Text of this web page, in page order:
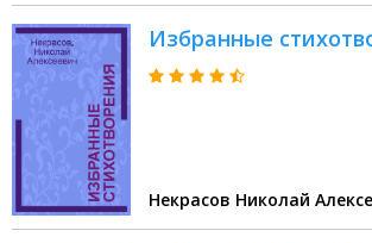
Избранные
Некрасов Николай